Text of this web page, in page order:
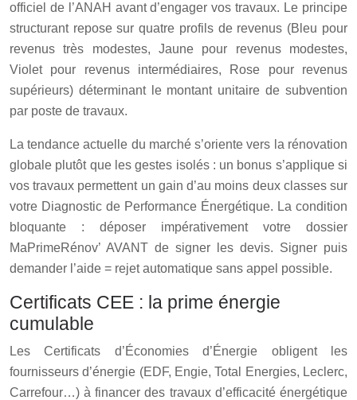
officiel de l’ANAH avant d’engager vos travaux. Le principe
structurant repose sur quatre profils de revenus (Bleu pour
revenus très modestes, Jaune pour revenus modestes,
Violet pour revenus intermédiaires, Rose pour revenus
supérieurs) déterminant le montant unitaire de subvention
par poste de travaux.
La tendance actuelle du marché s’oriente vers la rénovation
globale plutôt que les gestes isolés : un bonus s’applique si
vos travaux permettent un gain d’au moins deux classes sur
votre Diagnostic de Performance Énergétique. La condition
bloquante : déposer impérativement votre dossier
MaPrimeRénov’ AVANT de signer les devis. Signer puis
demander l’aide = rejet automatique sans appel possible.
Certificats CEE : la prime énergie
cumulable
LesCertificats d’Économies d’Énergie obligent les
fournisseurs d’énergie (EDF, Engie, Total Energies, Leclerc,
Carrefour…) à financer des travaux d’efficacité énergétique